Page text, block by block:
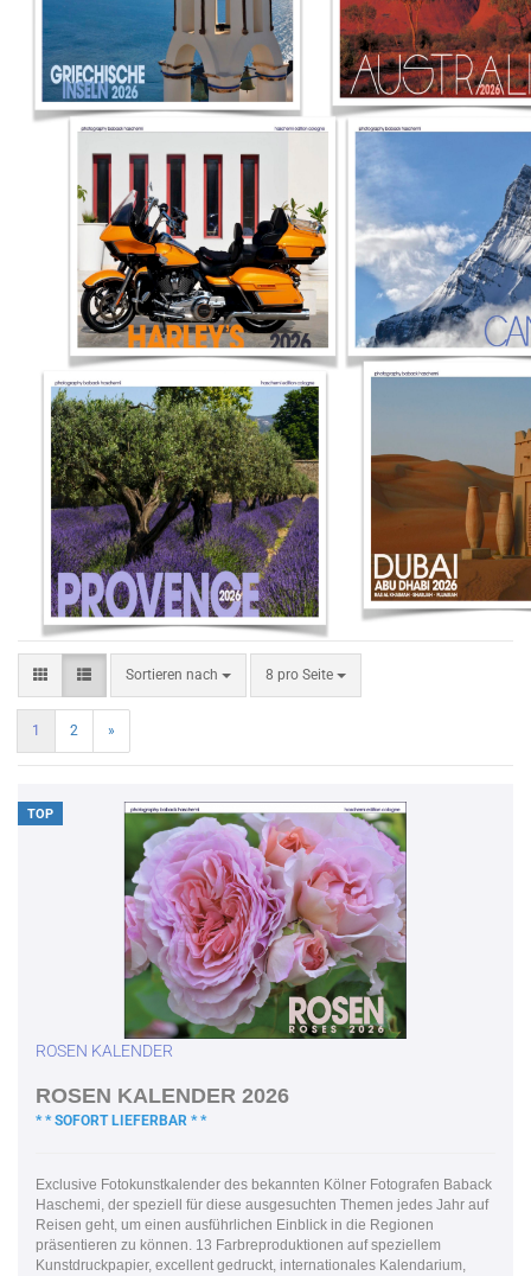
Sortieren nach 8 pro Seite
1 2 »
TOP
ROSEN KALENDER
ROSEN KALENDER 2026
* * SOFORT LIEFERBAR * *
Exclusive Fotokunstkalender des bekannten Kölner Fotografen Baback
Haschemi, der speziell für diese ausgesuchten Themen jedes Jahr auf
Reisen geht, um einen ausführlichen Einblick in die Regionen
präsentieren zu können. 13 Farbreproduktionen auf speziellem
Kunstdruckpapier, excellent gedruckt, internationales Kalendarium,